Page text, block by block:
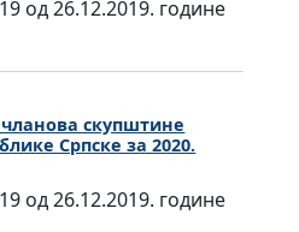
од 26.12.2019. године
чланова скупштине
Српске за 2020.
од 26.12.2019. године